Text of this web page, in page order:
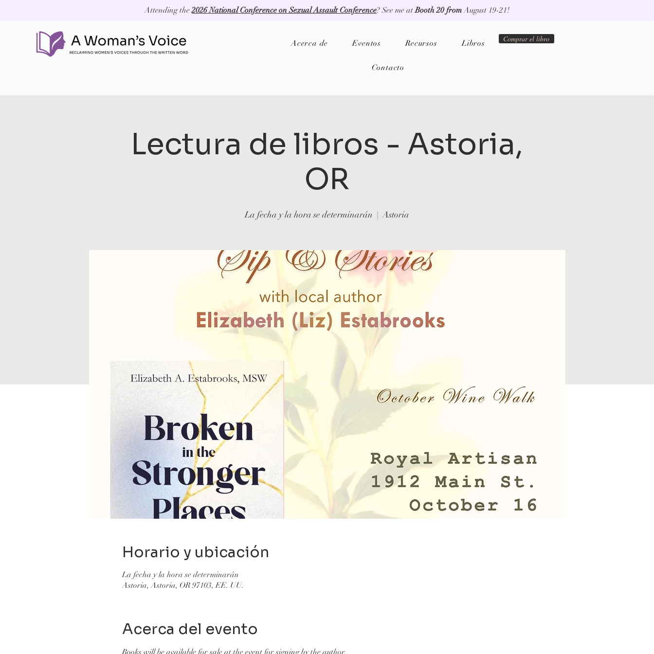
Attending the2026 National Conference on Sexual Assault Conference? See me atBooth 20 fromAugust 19-21!
Acerca de Eventos Recursos Libros
Contacto
Comprar el libro
Lectura de libros - Astoria,
OR
La fecha y la hora se determinarán
  |
Astoria
Horario y ubicación
La fecha y la hora se determinarán
Astoria, Astoria, OR 97103, EE. UU.
Acerca del evento
Books will be available for sale at the event for signing by the author.